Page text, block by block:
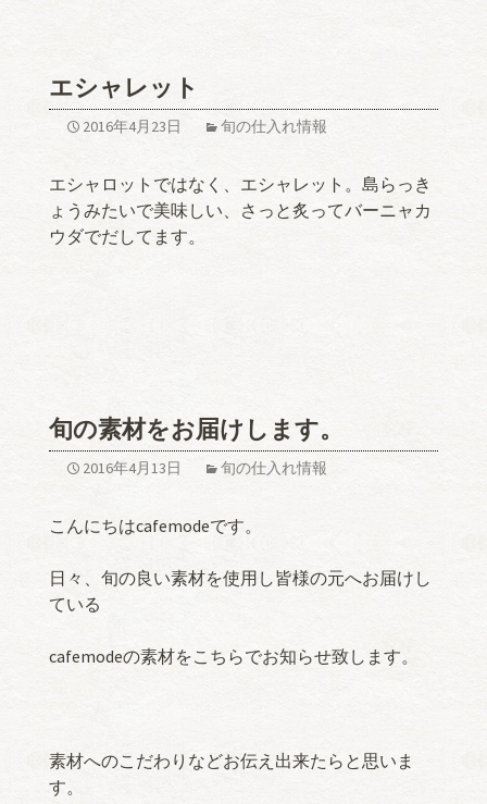
エシャレット
2016年4月23日 旬の仕入れ情報
エシャロットではなく、エシャレット。島らっき
ょうみたいで美味しい、さっと炙ってバーニャカ
ウダでだしてます。
旬の素材をお届けします。
2016年4月13日 旬の仕入れ情報
こんにちはcafemodeです。
日々、旬の良い素材を使用し皆様の元へお届けし
ている
cafemodeの素材をこちらでお知らせ致します。
素材へのこだわりなどお伝え出来たらと思いま
す。